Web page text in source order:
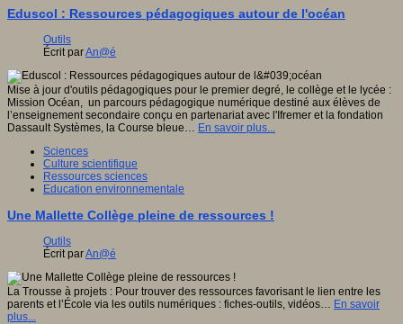
Eduscol : Ressources pédagogiques autour de l'océan
Outils
Écrit parAn@é
Mise à jour d'outils pédagogiques pour le premier degré, le collège et le lycée :
Mission Océan, un parcours pédagogique numérique destiné aux élèves de
l’enseignement secondaire conçu en partenariat avec l'Ifremer et la fondation
Dassault Systèmes, la Course bleue… En savoir plus...
Sciences
Culture scientifique
Ressources sciences
Education environnementale
Une Mallette Collège pleine de ressources !
Outils
Écrit parAn@é
La Trousse à projets : Pour trouver des ressources favorisant le lien entre les
parents et l’École via les outils numériques : fiches-outils, vidéos… En savoir
plus...